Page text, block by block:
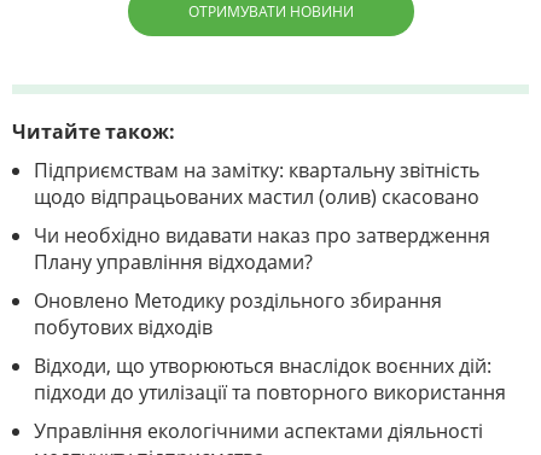
ОТРИМУВАТИ НОВИНИ
Читайте також:
Підприємствам на замітку: квартальну звітність
щодо відпрацьованих мастил (олив) скасовано
Чи необхідно видавати наказ про затвердження
Плану управління відходами?
Оновлено Методику роздільного збирання
побутових відходів
Відходи, що утворюються внаслідок воєнних дій:
підходи до утилізації та повторного використання
Управління екологічними аспектами діяльності